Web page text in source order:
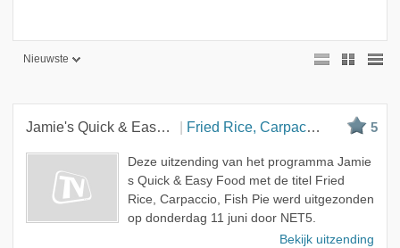
Nieuwste
Jamie's Quick & Easy Food Fried Rice, Carpaccio, Fish Pie 5
Deze uitzending van het programma Jamie
s Quick & Easy Food met de titel Fried
Rice, Carpaccio, Fish Pie werd uitgezonden
op donderdag 11 juni door NET5.
Bekijk uitzending